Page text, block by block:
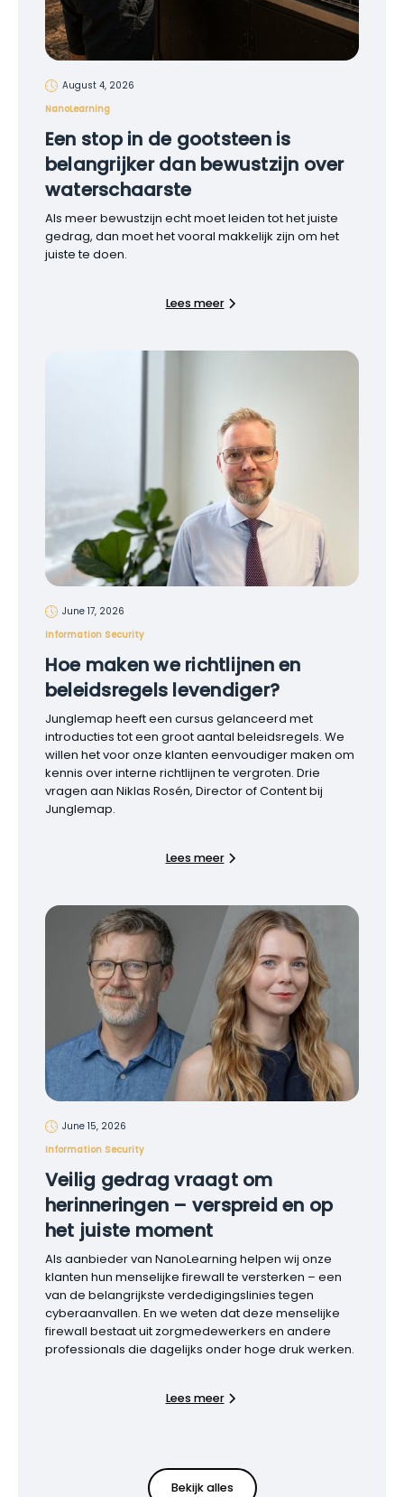
August 4, 2026
NanoLearning
Een stop in de gootsteen is
belangrijker dan bewustzijn over
waterschaarste
Als meer bewustzijn echt moet leiden tot het juiste
gedrag, dan moet het vooral makkelijk zijn om het
juiste te doen.
Lees meer
June 17, 2026
Information Security
Hoe maken we richtlijnen en
beleidsregels levendiger?
Junglemap heeft een cursus gelanceerd met
introducties tot een groot aantal beleidsregels. We
willen het voor onze klanten eenvoudiger maken om
kennis over interne richtlijnen te vergroten. Drie
vragen aan Niklas Rosén, Director of Content bij
Junglemap.
Lees meer
June 15, 2026
Information Security
Veilig gedrag vraagt om
herinneringen – verspreid en op
het juiste moment
Als aanbieder van NanoLearning helpen wij onze
klanten hun menselijke firewall te versterken – een
van de belangrijkste verdedigingslinies tegen
cyberaanvallen. En we weten dat deze menselijke
firewall bestaat uit zorgmedewerkers en andere
professionals die dagelijks onder hoge druk werken.
Lees meer
Bekijk alles